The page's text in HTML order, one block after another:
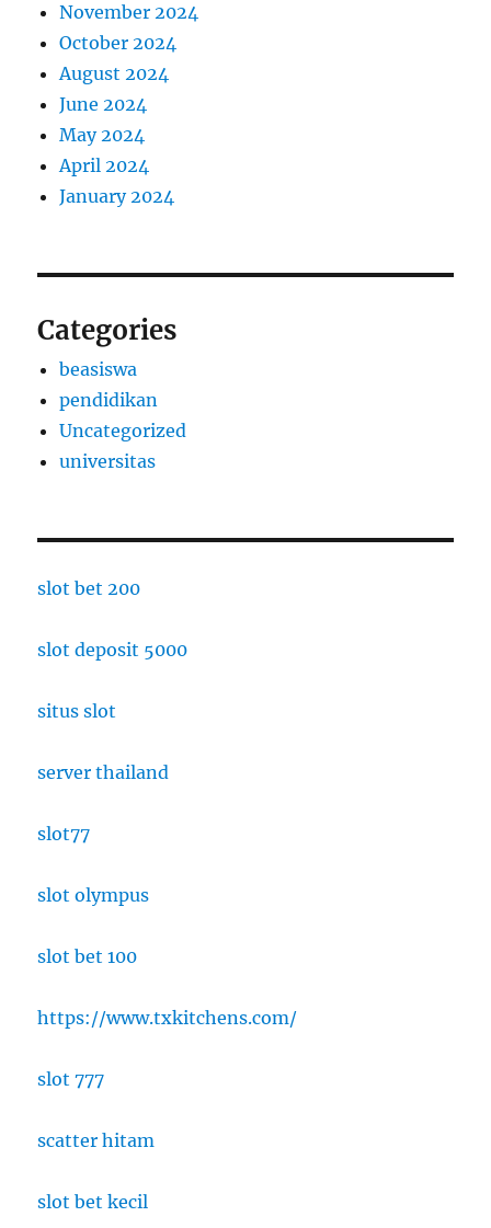
November 2024
October 2024
August 2024
June 2024
May 2024
April 2024
January 2024
Categories
beasiswa
pendidikan
Uncategorized
universitas
slot bet 200
slot deposit 5000
situs slot
server thailand
slot77
slot olympus
slot bet 100
https://www.txkitchens.com/
slot 777
scatter hitam
slot bet kecil